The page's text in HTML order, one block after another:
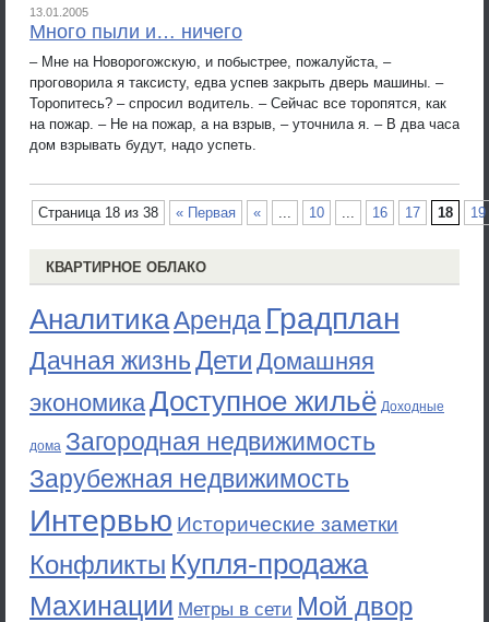
13.01.2005
Много пыли и… ничего
– Мне на Новорогожскую, и побыстрее, пожалуйста, –
проговорила я таксисту, едва успев закрыть дверь машины. –
Торопитесь? – спросил водитель. – Сейчас все торопятся, как
на пожар. – Не на пожар, а на взрыв, – уточнила я. – В два часа
дом взрывать будут, надо успеть.
Страница 18 из 38 « Первая « ... 10 ... 16 17 18 19
КВАРТИРНОЕ ОБЛАКО
АналитикаАренда Градплан
Дачная жизньДети Домашняя
экономикаДоступное жильё Доходные
дома Загородная недвижимость
Зарубежная недвижимость
Интервью Исторические заметки
Конфликты Купля-продажа
Махинации Метры в сети Мой двор